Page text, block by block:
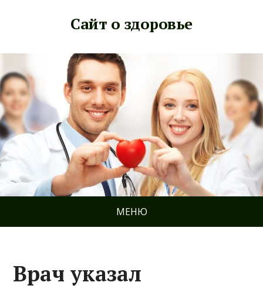
Сайт о здоровье
МЕНЮ
Врач указал